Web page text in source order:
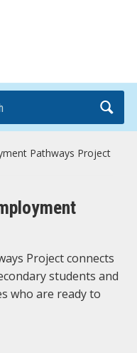
Pathways Project
Project connects
students and
who are ready to